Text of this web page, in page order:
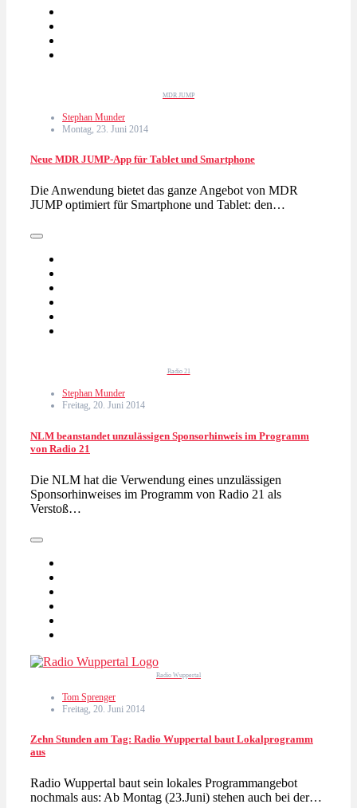
MDR JUMP
Stephan Munder
Montag, 23. Juni 2014
Neue MDR JUMP-App für Tablet und Smartphone
Die Anwendung bietet das ganze Angebot von MDR
JUMP optimiert für Smartphone und Tablet: den…
Radio 21
Stephan Munder
Freitag, 20. Juni 2014
NLM beanstandet unzulässigen Sponsorhinweis im Programm
von Radio 21
Die NLM hat die Verwendung eines unzulässigen
Sponsorhinweises im Programm von Radio 21 als
Verstoß…
Radio Wuppertal
Tom Sprenger
Freitag, 20. Juni 2014
Zehn Stunden am Tag: Radio Wuppertal baut Lokalprogramm
aus
Radio Wuppertal baut sein lokales Programmangebot
nochmals aus: Ab Montag (23.Juni) stehen auch bei der…